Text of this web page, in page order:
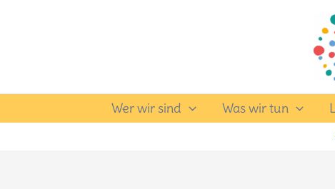
Wer wir sind Was wir tun